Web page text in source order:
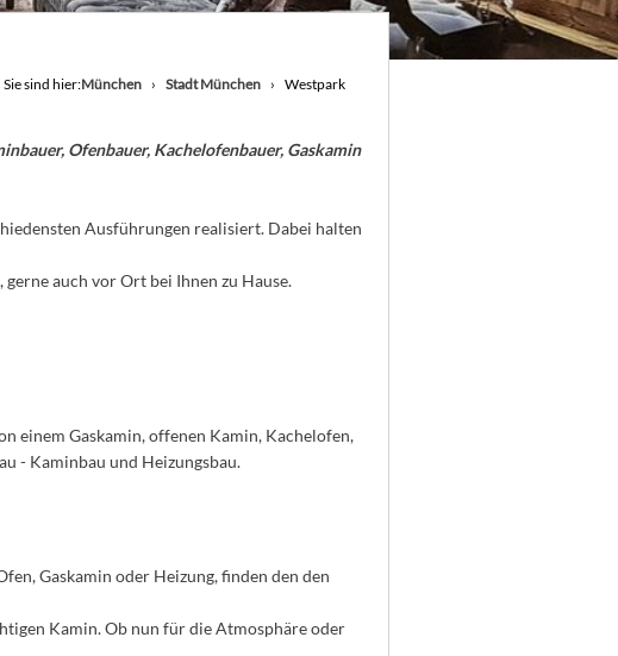
Sie sind hier:München Stadt München Westpark
Ofenbauer, Kachelofenbauer, Gaskamin
Ausführungen realisiert. Dabei halten
auch vor Ort bei Ihnen zu Hause.
einem Gaskamin, offenen Kamin, Kachelofen,
- Kaminbau und Heizungsbau.
Gaskamin oder Heizung, finden den den
Kamin. Ob nun für die Atmosphäre oder